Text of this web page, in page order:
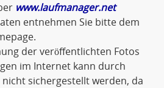
www.laufmanager.net
entnehmen Sie bitte dem
der veröffentlichten Fotos
im Internet kann durch
sichergestellt werden, da